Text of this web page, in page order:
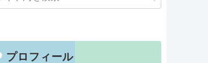
プロフィール